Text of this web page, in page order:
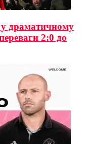
драматичному
2:0 до